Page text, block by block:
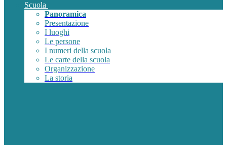
Scuola
Panoramica
Presentazione
I luoghi
Le persone
I numeri della scuola
Le carte della scuola
Organizzazione
La storia